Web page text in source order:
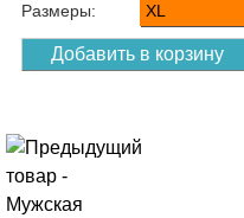
Размеры: XL